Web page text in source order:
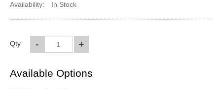
Availability:
In Stock
Qty +
-
Available Options